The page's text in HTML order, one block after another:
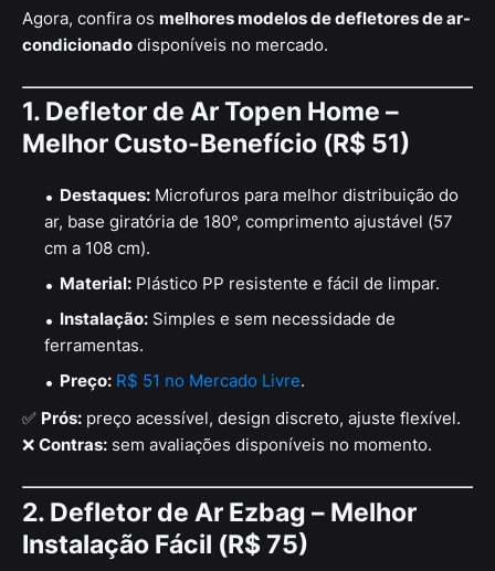
Agora, confira os melhores modelos de defletores de ar-
condicionado disponíveis no mercado.
1. Defletor de Ar Topen Home –
Melhor Custo-Benefício (R$ 51)
Destaques: Microfuros para melhor distribuição do
ar, base giratória de 180°, comprimento ajustável (57
cm a 108 cm).
Material: Plástico PP resistente e fácil de limpar.
Instalação: Simples e sem necessidade de
ferramentas.
Preço: R$ 51 no Mercado Livre.
✅ Prós: preço acessível, design discreto, ajuste flexível.
❌ Contras: sem avaliações disponíveis no momento.
2. Defletor de Ar Ezbag – Melhor
Instalação Fácil (R$ 75)